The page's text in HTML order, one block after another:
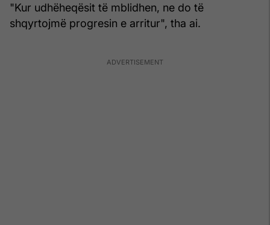
"Kur udhëheqësit të mblidhen, ne do të
shqyrtojmë progresin e arritur", tha ai.